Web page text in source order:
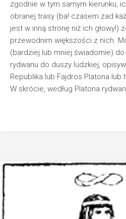
zgodnie w tym samym kierunku,
obranej trasy (ba! czasem zad
jest w inną stronę niż ich głowy!)
przewodnim większości z nich.
(bardziej lub mniej świadomie)
rydwanu do duszy ludzkiej,
Republika lub Fajdros Platona lub
W skrócie, według Platona